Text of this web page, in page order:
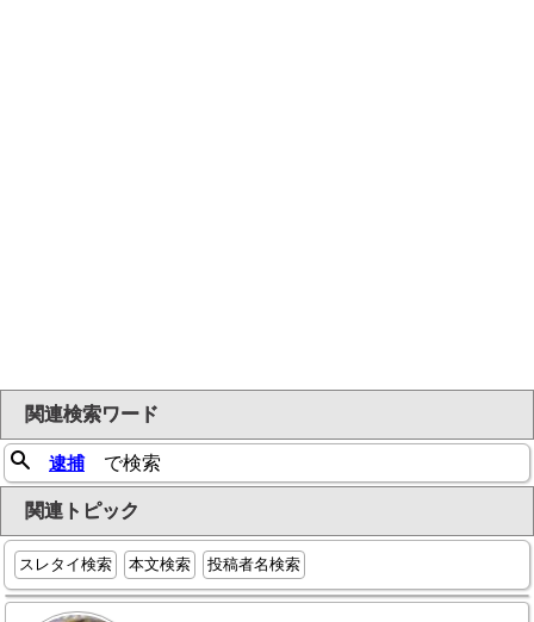
関連検索ワード
逮捕で検索
関連トピック
スレタイ検索 本文検索 投稿者名検索